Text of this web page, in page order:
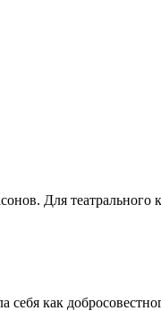
Для
как